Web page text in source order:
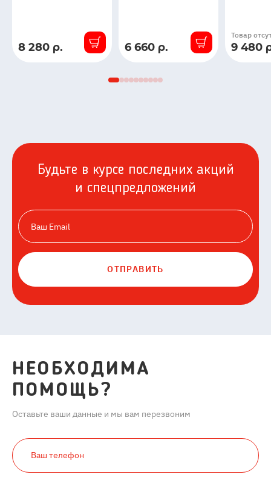
350x3.0x10x25.4
В
8 280 р.
000494
В
6 660 р.
Товар
9 480
Будьте в курсе последних акций
и спецпредложений
ОТПРАВИТЬ
НЕОБХОДИМА
ПОМОЩЬ?
Оставьте ваши данные и мы вам перезвоним